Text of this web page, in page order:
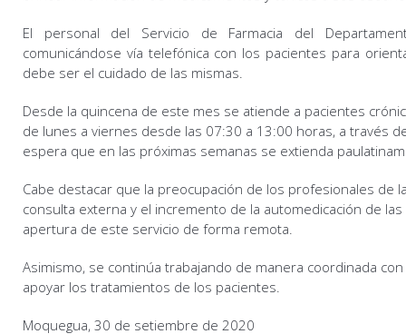
El personal del Servicio de Farmacia del
comunicándose vía telefónica con los pacientes para
debe ser el cuidado de las mismas.
Desde la quincena de este mes se atiende a pacientes
de lunes a viernes desde las 07:30 a 13:00 horas, a través
espera que en las próximas semanas se extienda
Cabe destacar que la preocupación de los profesionales de
consulta externa y el incremento de la automedicación de
apertura de este servicio de forma remota.
Asimismo, se continúa trabajando de manera coordinada
apoyar los tratamientos de los pacientes.
Moquegua, 30 de setiembre de 2020